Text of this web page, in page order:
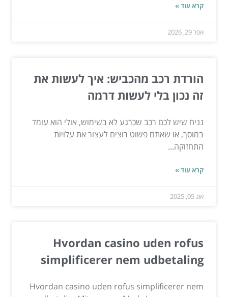
קרא עוד »
אפר 29, 2026
הורדת רכב מהכביש: איך לעשות את
זה נכון בלי לעשות דרמה
נניח שיש לכם רכב שכרגע לא בשימוש, אולי הוא עומד
במוסך, או שאתם פשוט רוצים לעצור את עלויות
התחזוקה...
קרא עוד »
אוג 05, 2025
Hvordan casino uden rofus
simplificerer nem udbetaling
Hvordan casino uden rofus simplificerer nem